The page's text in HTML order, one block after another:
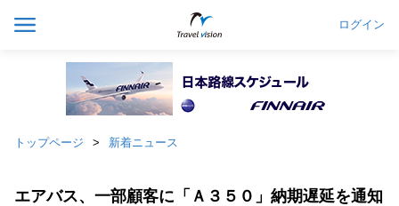
ログイン
トップページ 新着ニュース
エアバス、一部顧客に「Ａ３５０」納期遅延を通知